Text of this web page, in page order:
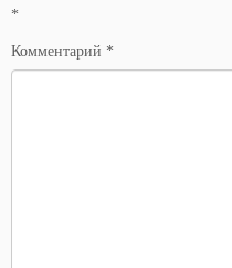
*
Комментарий *